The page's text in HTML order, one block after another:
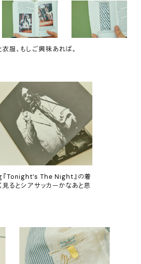
服、もしご興味あれば。
Tonight’s The Night』の着
見るとシアサッカーかなあと思